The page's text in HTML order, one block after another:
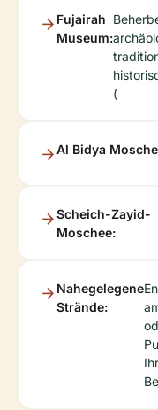
Fujairah
Museum:
(
Al Bidya
Scheich-Zayid-
Moschee:
Nahegelegene
Strände: